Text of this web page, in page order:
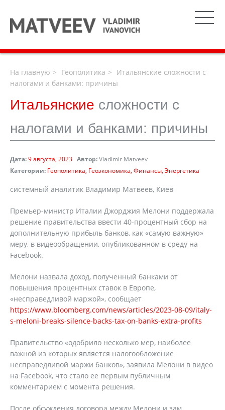
На главную Геополитика
Итальянские сложности с
налогами и банками: причины
Итальянские сложности с
налогами и банками: причины
Дата:9 августа, 2023 Автор:Vladimir Matveev
Категории: Геополитика Геоэкономика Финансы Энергетика
системный аналитик Владимир Матвеев, Киев
Премьер-министр Италии Джорджия Мелони поддержала
решение правительства ввести 40-процентный сбор на
дополнительную прибыль банков, как «самую важную»
меру, в видеообращении, опубликованном в среду на
Facebook.
Мелони назвала доход, полученный банками от
повышения процентных ставок в Европе,
«несправедливой маржой», сообщает
https://www.bloomberg.com/news/articles/2023-08-09/italy-
s-meloni-breaks-silence-backs-tax-on-banks-extra-profits
Правительство «одобрило несколько мер, наиболее
важной из которых является налогообложение
несправедливой маржи банков», заявила Мелони в видео
на Facebook, что стало ее первым публичным
комментарием с момента решения.